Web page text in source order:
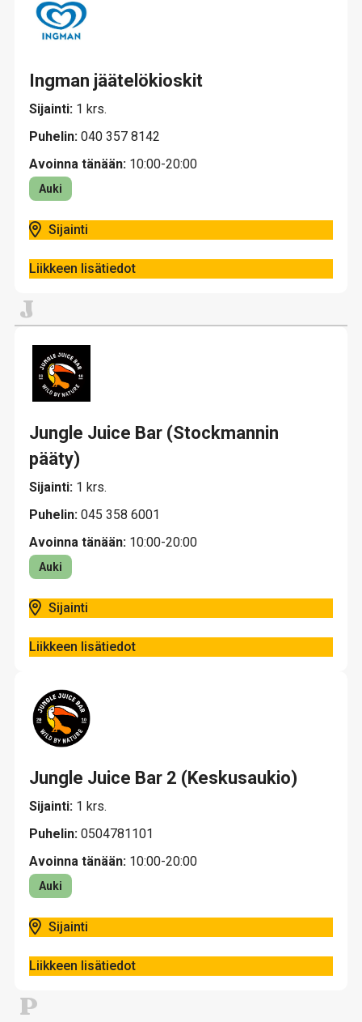
Ingman jäätelökioskit
Sijainti: 1 krs.
Puhelin: 040 357 8142
Avoinna tänään: 10:00-20:00
Auki
Sijainti
Liikkeen lisätiedot
J
Jungle Juice Bar (Stockmannin
pääty)
Sijainti: 1 krs.
Puhelin: 045 358 6001
Avoinna tänään: 10:00-20:00
Auki
Sijainti
Liikkeen lisätiedot
Jungle Juice Bar 2 (Keskusaukio)
Sijainti: 1 krs.
Puhelin: 0504781101
Avoinna tänään: 10:00-20:00
Auki
Sijainti
Liikkeen lisätiedot
P